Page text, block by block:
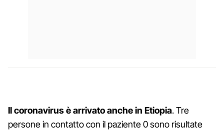
Il coronavirus è arrivato anche in Etiopia. Tre
persone in contatto con il paziente 0 sono risultate